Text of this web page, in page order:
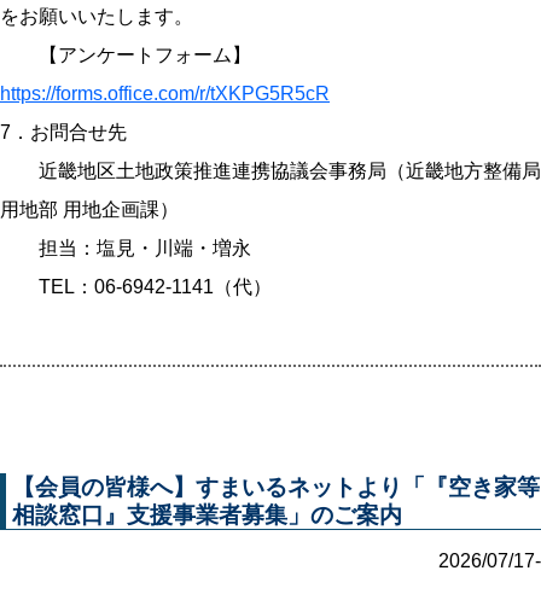
をお願いいたします。
【アンケートフォーム】
https://forms.office.com/r/tXKPG5R5cR
7．お問合せ先
近畿地区土地政策推進連携協議会事務局（近畿地方整備局
用地部 用地企画課）
担当：塩見・川端・増永
TEL：06-6942-1141（代）
【会員の皆様へ】すまいるネットより「『空き家等
相談窓口』支援事業者募集」のご案内
2026/07/17-